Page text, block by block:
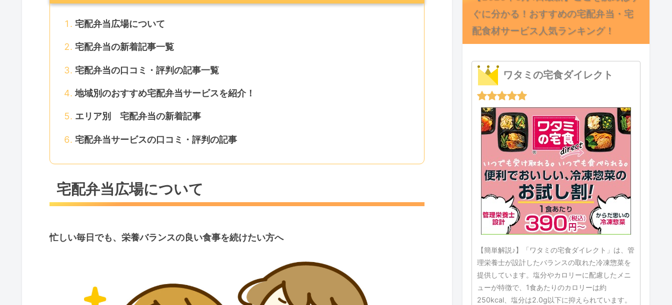
宅配弁当広場について
宅配弁当の新着記事一覧
宅配弁当の口コミ・評判の記事一覧
地域別のおすすめ宅配弁当サービスを紹介！
エリア別 宅配弁当の新着記事
宅配弁当サービスの口コミ・評判の記事
宅配弁当広場について
忙しい毎日でも、栄養バランスの良い食事を続けたい方へ
ぐに分かる！おすすめの宅配弁当・宅
配食材サービス人気ランキング！
ワタミの宅食ダイレクト
【簡単解説♪】「ワタミの宅食ダイレクト」は、管
理栄養士が設計したバランスの取れた冷凍惣菜を
提供しています。塩分やカロリーに配慮したメニ
ューが特徴で、1食あたりのカロリーは約
250kcal、塩分は2.0g以下に抑えられています。